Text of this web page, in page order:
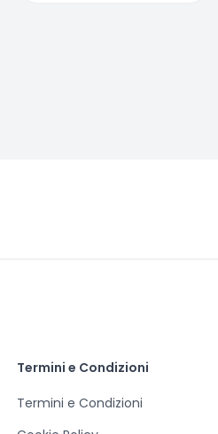
Termini e Condizioni
Termini e Condizioni